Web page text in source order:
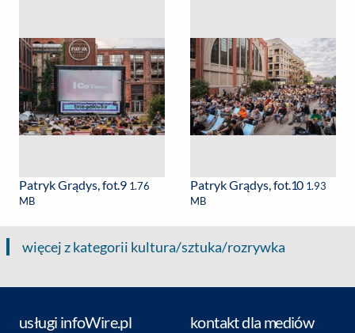
Patryk Grądys, fot.9 1.76
MB
Patryk Grądys, fot.10 1.93
MB
więcej z kategorii kultura/sztuka/rozrywka
usługi infoWire.pl kontakt dla mediów